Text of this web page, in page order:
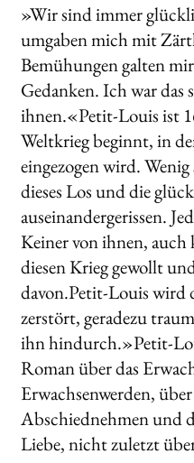
»Wir sind immer
umgaben mich mit
Bemühungen galten
Gedanken. Ich war das
ihnen.«Petit-Louis ist
Weltkrieg beginnt, in
eingezogen wird.
dieses Los und die
auseinandergerissen.
Keiner von ihnen, auch
diesen Krieg gewollt
davon.Petit-Louis wird
zerstört, geradezu
ihn hindurch.»Petit-
Roman über das
Erwachsenwerden,
Abschiednehmen und
Liebe, nicht zuletzt